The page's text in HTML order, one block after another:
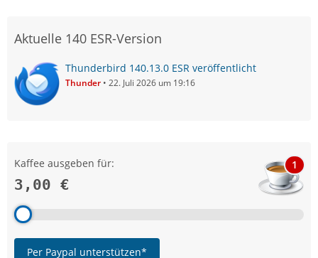
Aktuelle 140 ESR-Version
Thunderbird 140.13.0 ESR veröffentlicht
Thunder 22. Juli 2026 um 19:16
Kaffee ausgeben für:
3,00 €
1
Per Paypal unterstützen*